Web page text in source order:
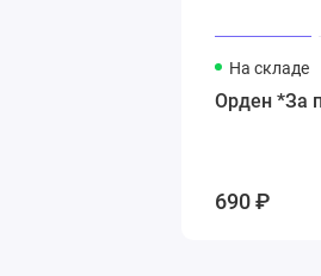
На складе
Орден *За
690 ₽